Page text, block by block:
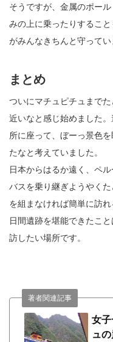
そうですが、金属のポー
みの上に乗ったりするこ
がみんなきちんと守ってい
まとめ
ついにマチュピチュまで
近いなと感じ始めました
所に座って、ぼーっ景色
たなと考えていました。
日本からはるか遠く、ペ
バスを乗り継ぎようやく
を組まなければ簡単に訪
日間遺跡を堪能できたこ
訪したい場所です。
女
ュ
著者関連記事